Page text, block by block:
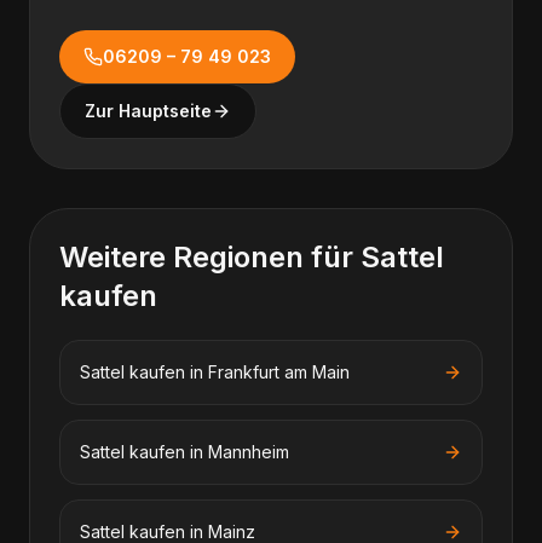
06209 – 79 49 023
Zur Hauptseite
Weitere Regionen für Sattel
kaufen
Sattel kaufen in Frankfurt am Main
Sattel kaufen in Mannheim
Sattel kaufen in Mainz